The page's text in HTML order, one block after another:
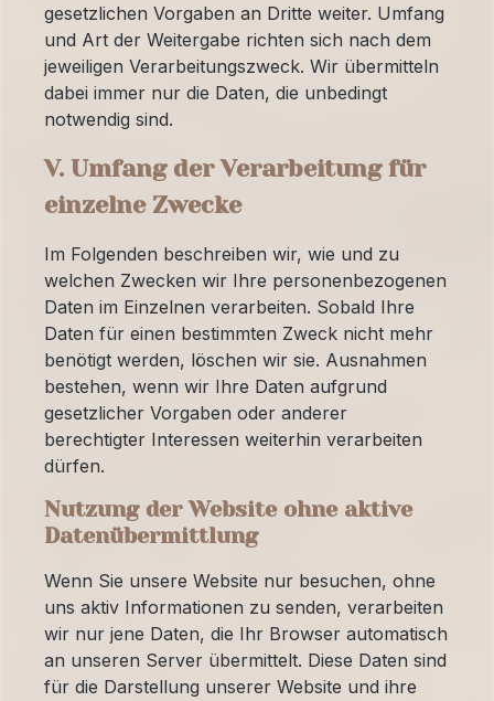
gesetzlichen Vorgaben an Dritte weiter. Umfang
und Art der Weitergabe richten sich nach dem
jeweiligen Verarbeitungszweck. Wir übermitteln
dabei immer nur die Daten, die unbedingt
notwendig sind.
V. Umfang der Verarbeitung für
einzelne Zwecke
Im Folgenden beschreiben wir, wie und zu
welchen Zwecken wir Ihre personenbezogenen
Daten im Einzelnen verarbeiten. Sobald Ihre
Daten für einen bestimmten Zweck nicht mehr
benötigt werden, löschen wir sie. Ausnahmen
bestehen, wenn wir Ihre Daten aufgrund
gesetzlicher Vorgaben oder anderer
berechtigter Interessen weiterhin verarbeiten
dürfen.
Nutzung der Website ohne aktive
Datenübermittlung
Wenn Sie unsere Website nur besuchen, ohne
uns aktiv Informationen zu senden, verarbeiten
wir nur jene Daten, die Ihr Browser automatisch
an unseren Server übermittelt. Diese Daten sind
für die Darstellung unserer Website und ihre